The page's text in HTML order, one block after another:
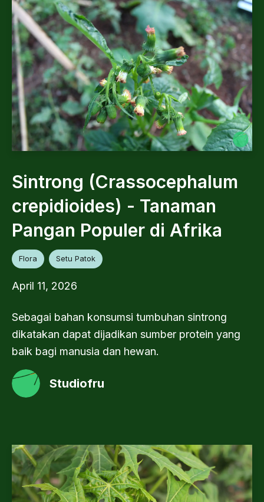
Sintrong (Crassocephalum
crepidioides) - Tanaman
Pangan Populer di Afrika
Flora Setu Patok
April 11, 2026
Sebagai bahan konsumsi tumbuhan sintrong
dikatakan dapat dijadikan sumber protein yang
baik bagi manusia dan hewan.
Studiofru